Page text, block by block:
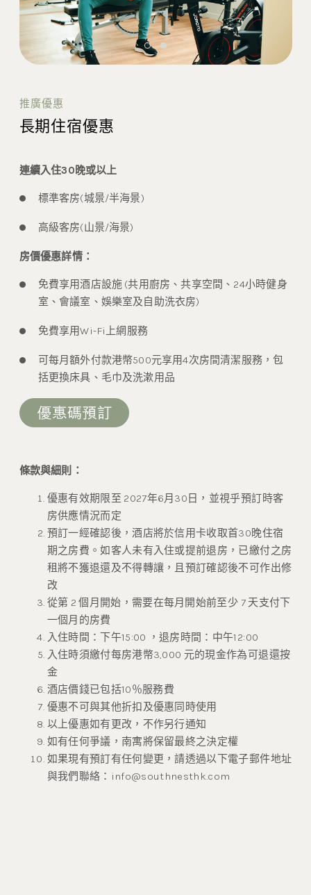
推廣優惠
長期住宿優惠
連續入住30晚或以上
標準客房(城景/半海景)
高級客房(山景/海景)
房價優惠詳情：
免費享用酒店設施 (共用廚房、共享空間、24小時健身
室、會議室、娛樂室及自助洗衣房)
免費享用Wi-Fi上網服務
可每月額外付款港幣500元享用4次房間清潔服務，包
括更換床具、毛巾及洗漱用品
條款與細則：
優惠有效期限至 2027年6月30日，並視乎預訂時客
房供應情況而定
預訂一經確認後，酒店將於信用卡收取首30晚住宿
期之房費。如客人未有入住或提前退房，已繳付之房
租將不獲退還及不得轉讓，且預訂確認後不可作出修
改
從第 2 個月開始，需要在每月開始前至少 7 天支付下
一個月的房費
入住時間：下午15:00 ，退房時間：中午12:00
入住時須繳付每房港幣3,000 元的現金作為可退還按
金
酒店價錢已包括10％服務費
優惠不可與其他折扣及優惠同時使用
以上優惠如有更改，不作另行通知
如有任何爭議，南寓將保留最終之決定權
如果現有預訂有任何變更，請透過以下電子郵件地址
與我們聯絡： info@southnesthk.com